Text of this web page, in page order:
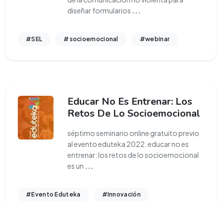
diseñar formularios ...
#SEL #socioemocional #webinar
Educar No Es Entrenar: Los
Retos De Lo Socioemocional
séptimo seminario online gratuito previo
al evento eduteka 2022. educar no es
entrenar: los retos de lo socioemocional
es un ...
#Evento Eduteka #Innovación